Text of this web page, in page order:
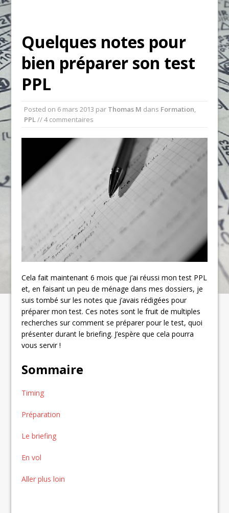
Quelques notes pour
bien préparer son test
PPL
Posted on 6 mars 2013 par Thomas M dans Formation,
PPL// 4 commentaires
Cela fait maintenant 6 mois que j’ai réussi mon test PPL
et, en faisant un peu de ménage dans mes dossiers, je
suis tombé sur les notes que j’avais rédigées pour
préparer mon test. Ces notes sont le fruit de multiples
recherches sur comment se préparer pour le test, quoi
présenter durant le briefing. J’espère que cela pourra
vous servir !
Sommaire
Timing
Préparation
Le briefing
En vol
Aller plus loin